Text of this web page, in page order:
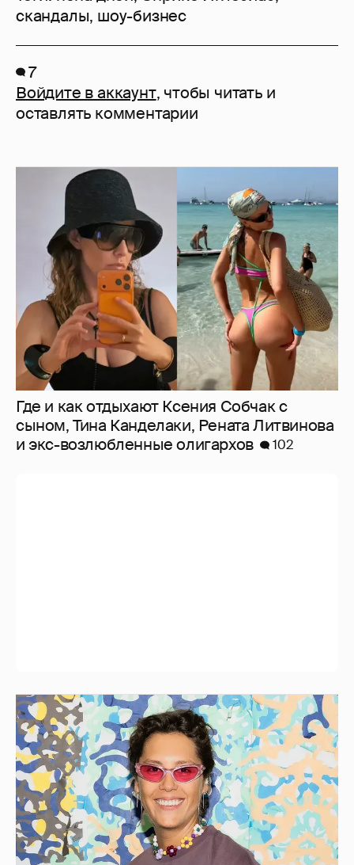
скандалы, шоу-бизнес
7
Войдите в аккаунт, чтобы читать и
оставлять комментарии
Где и как отдыхают Ксения Собчак с
сыном, Тина Канделаки, Рената Литвинова
и экс-возлюбленные олигархов
102
"Мне это ***** не надо": Ирина Горбачёва
заявила, что больше не хочет отношений
9